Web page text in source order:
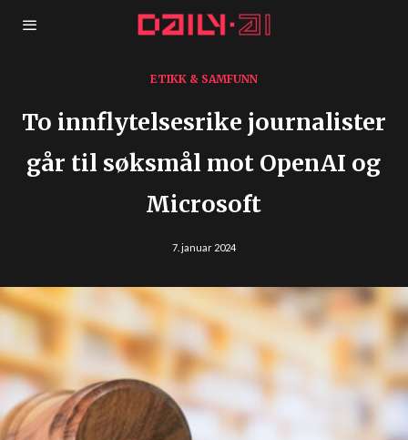
ETIKK & SAMFUNN
To innflytelsesrike journalister
går til søksmål mot OpenAI og
Microsoft
7. januar 2024